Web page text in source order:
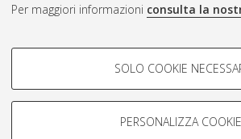
Per maggiori informazioni consulta la
COOKIE DI PROFILAZIONE -
Si tratta di cookie utilizzati per analizzare
navigazione degli utenti, creare profili in base
SOLO COOKIE
PERSONALIZZA COOKIE
ISSN: 2038-7946
Impostazioni Cookie
Informativa sulla privacy
Condizioni d’uso del sito